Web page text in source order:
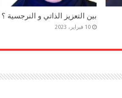
بين التعزيز الذاتي و النرجسية ؟
10 فبراير، 2023